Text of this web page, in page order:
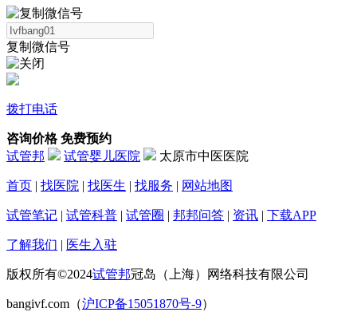
复制微信号
拨打电话
咨询价格 免费预约
试管邦
试管婴儿医院 太原市中医医院
首页 | 找医院 | 找医生 | 找服务 | 网站地图
试管笔记 | 试管科普 | 试管圈 | 邦邦问答 | 资讯 | 下载APP
了解我们 | 医生入驻
版权所有©2024试管邦冠岛（上海）网络科技有限公司
bangivf.com（沪ICP备15051870号-9）